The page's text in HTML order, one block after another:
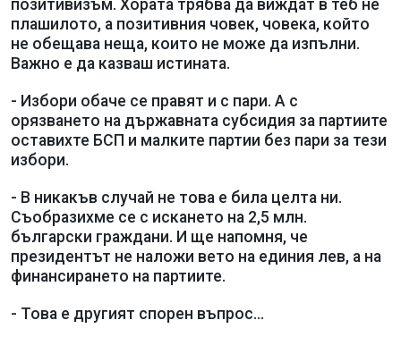
позитивизъм. Хората трябва да виждат в теб не
плашилото, а позитивния човек, човека, който
не обещава неща, които не може да изпълни.
Важно е да казваш истината.
- Избори обаче се правят и с пари. А с
орязването на държавната субсидия за партиите
оставихте БСП и малките партии без пари за тези
избори.
- В никакъв случай не това е била целта ни.
Съобразихме се с искането на 2,5 млн.
български граждани. И ще напомня, че
президентът не наложи вето на единия лев, а на
финансирането на партиите.
- Това е другият спорен въпрос...